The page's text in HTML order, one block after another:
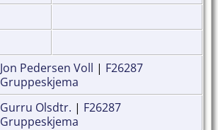
Jon Pedersen Voll | F26287
Gruppeskjema
Gurru Olsdtr. | F26287
Gruppeskjema